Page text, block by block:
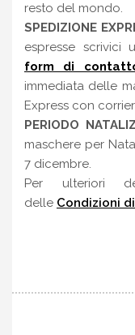
resto del mondo.
SPEDIZIONE
espresse scrivici
form di
immediata delle
Express con
PERIODO
maschere per
7 dicembre.
Per ulteriori
delle Condizioni